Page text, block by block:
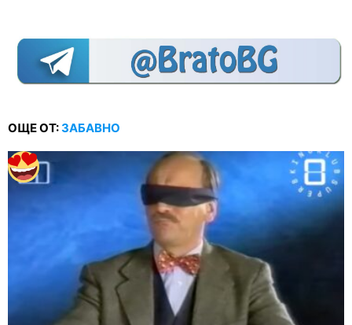
ОЩЕ ОТ:ЗАБАВНО